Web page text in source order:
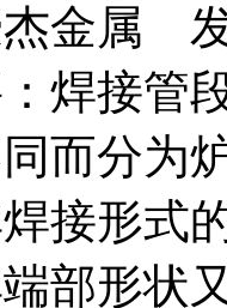
金属
焊接管
而分为
接形式
部形状